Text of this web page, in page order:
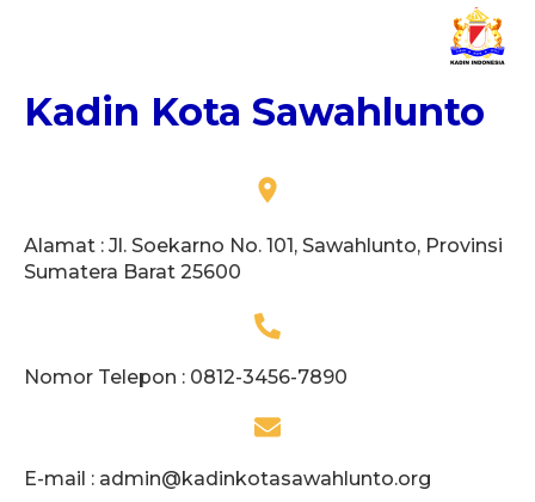
Kadin Kota Sawahlunto
Alamat : Jl. Soekarno No. 101, Sawahlunto, Provinsi
Sumatera Barat 25600
Nomor Telepon : 0812-3456-7890
E-mail : admin@kadinkotasawahlunto.org